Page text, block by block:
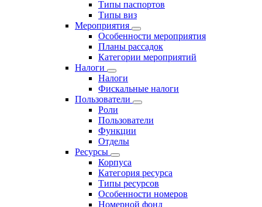
Типы паспортов
Типы виз
Мероприятия
Особенности мероприятия
Планы рассадок
Категории мероприятий
Налоги
Налоги
Фискальные налоги
Пользователи
Роли
Пользователи
Функции
Отделы
Ресурсы
Корпуса
Категория ресурса
Типы ресурсов
Особенности номеров
Номерной фонд